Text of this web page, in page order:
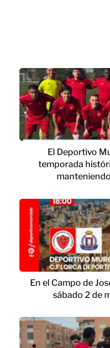
El Deportivo
temporada
En el Campo de
sábado 2 de